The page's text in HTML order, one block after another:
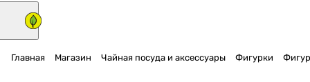
Главная Магазин Чайная посуда и аксессуары Фигурки